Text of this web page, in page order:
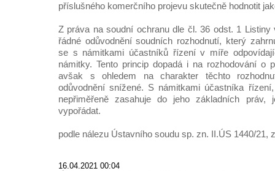
příslušného komerčního projevu skutečně hodnotit
Z práva na soudní ochranu dle čl. 36 odst. 1
řádné odůvodnění soudních rozhodnutí, který
se s námitkami účastníků řízení v míře
námitky. Tento princip dopadá i na rozhodování o
avšak s ohledem na charakter těchto
odůvodnění snížené. S námitkami účastníka
nepřiměřeně zasahuje do jeho základních práv,
vypořádat.
podle nálezu Ústavního soudu sp. zn. II.ÚS 1440/21,
16.04.2021 00:04